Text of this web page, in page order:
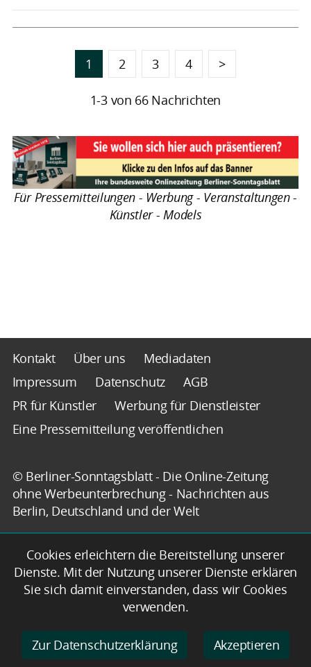
1 2 3 4 >
1-3 von 66 Nachrichten
Für Pressemitteilungen - Werbung - Veranstaltungen -
Künstler - Models
Kontakt Über uns
Mediadaten
Impressum
Datenschutz
AGB
PR für Künstler
Werbung für Dienstleister
Eine Pressemitteilung veröffentlichen
© Berliner-Sonntagsblatt - Die Online-Zeitung
ohne Werbeunterbrechung - Nachrichten aus
Berlin, Deutschland und der Welt
Cookies erleichtern die Bereitstellung unserer
Dienste. Mit der Nutzung unserer Dienste erklären
Sie sich damit einverstanden, dass wir Cookies
verwenden.
Zur Datenschutzerklärung Akzeptieren